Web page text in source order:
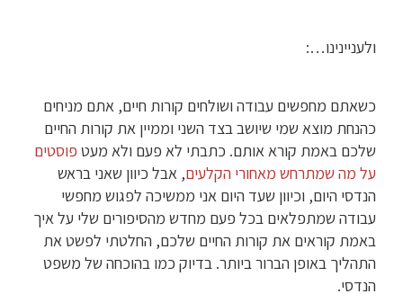
ולעניינינו…:
כשאתם מחפשים עבודה ושולחים קורות חיים, אתם מניחים
כהנחת מוצא שמי שיושב בצד השני וממיין את קורות החיים
שלכם באמת קורא אותם. כתבתי לא פעם ולא מעט פוסטים
על מה שמתרחש מאחורי הקלעים, אבל כיוון שאני בראש
הנדסי היום, וכיוון שעד היום אני ממשיכה לפגוש מחפשי
עבודה שמתפלאים בכל פעם מחדש מהסיפורים שלי על איך
באמת קוראים את קורות החיים שלכם, החלטתי לפשט את
התהליך באופן הברור ביותר. בדיוק כמו בהוכחה של משפט
הנדסי.